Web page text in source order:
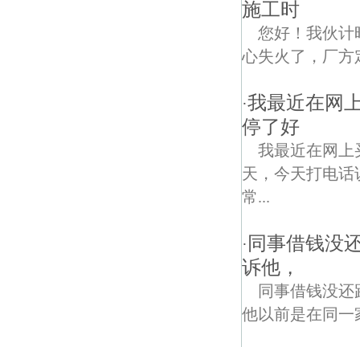
施工时
您好！我伙计
心失火了，厂方
·我最近在网
停了好
我最近在网上
天，今天打电
常...
· 同事借钱没
诉他，
同事借钱没
他以前是在同一